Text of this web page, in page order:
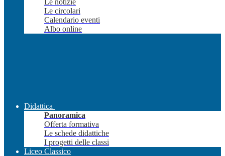
Le notizie
Le circolari
Calendario eventi
Albo online
Didattica
Panoramica
Offerta formativa
Le schede didattiche
I progetti delle classi
Liceo Classico